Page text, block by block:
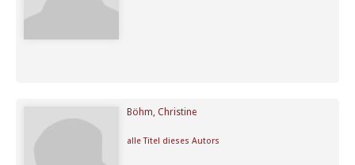
Böhm, Christine
alle Titel dieses Autors